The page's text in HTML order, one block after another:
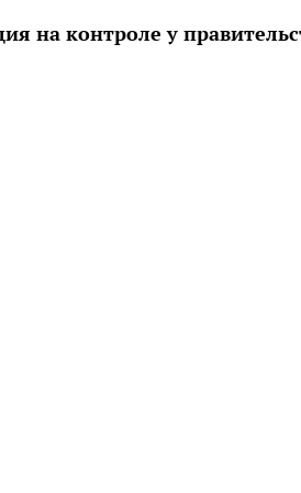
на контроле у